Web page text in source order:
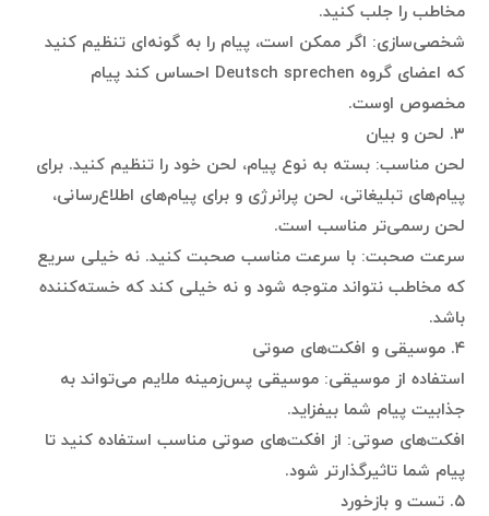
مخاطب را جلب کنید.
شخصی‌سازی: اگر ممکن است، پیام را به گونه‌ای تنظیم کنید
که اعضای گروه Deutsch sprechen احساس کند پیام
مخصوص اوست.
۳. لحن و بیان
لحن مناسب: بسته به نوع پیام، لحن خود را تنظیم کنید. برای
پیام‌های تبلیغاتی، لحن پرانرژی و برای پیام‌های اطلاع‌رسانی،
لحن رسمی‌تر مناسب است.
سرعت صحبت: با سرعت مناسب صحبت کنید. نه خیلی سریع
که مخاطب نتواند متوجه شود و نه خیلی کند که خسته‌کننده
باشد.
۴. موسیقی و افکت‌های صوتی
استفاده از موسیقی: موسیقی پس‌زمینه ملایم می‌تواند به
جذابیت پیام شما بیفزاید.
افکت‌های صوتی: از افکت‌های صوتی مناسب استفاده کنید تا
پیام شما تاثیرگذارتر شود.
۵. تست و بازخورد